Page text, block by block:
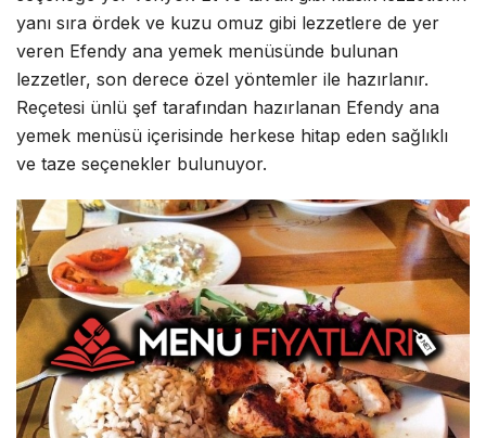
yanı sıra ördek ve kuzu omuz gibi lezzetlere de yer
veren Efendy ana yemek menüsünde bulunan
lezzetler, son derece özel yöntemler ile hazırlanır.
Reçetesi ünlü şef tarafından hazırlanan Efendy ana
yemek menüsü içerisinde herkese hitap eden sağlıklı
ve taze seçenekler bulunuyor.